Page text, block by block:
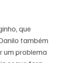
que
também
um problema